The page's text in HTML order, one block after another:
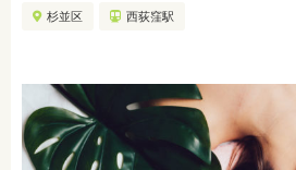
おでかけ
杉並区 西荻窪駅